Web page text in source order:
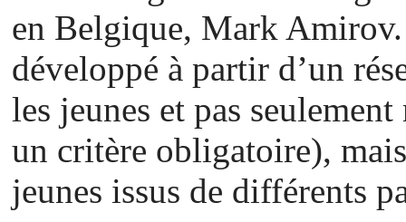
en Belgique, Mark
développé à partir d’un
les jeunes et pas
un critère obligatoire),
jeunes issus de différents